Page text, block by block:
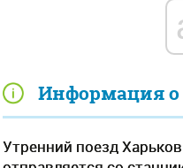
Информация о
Утренний поезд